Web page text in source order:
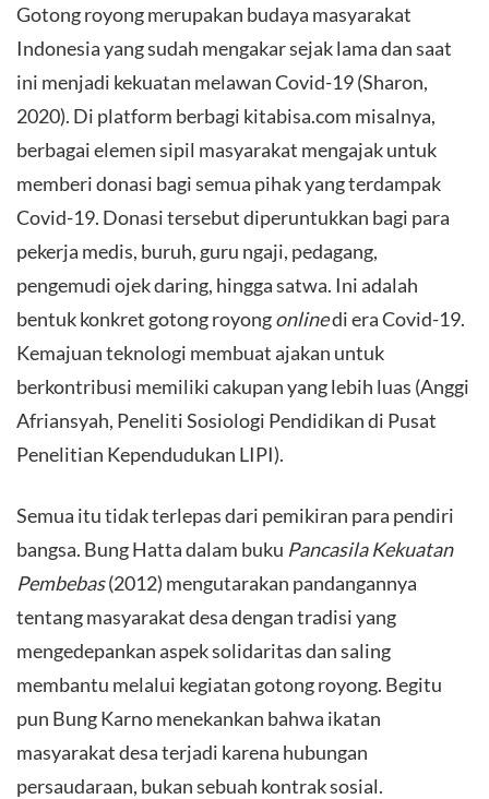
Gotong royong merupakan budaya masyarakat
Indonesia yang sudah mengakar sejak lama dan saat
ini menjadi kekuatan melawan Covid-19 (Sharon,
2020). Di platform berbagi kitabisa.com misalnya,
berbagai elemen sipil masyarakat mengajak untuk
memberi donasi bagi semua pihak yang terdampak
Covid-19. Donasi tersebut diperuntukkan bagi para
pekerja medis, buruh, guru ngaji, pedagang,
pengemudi ojek daring, hingga satwa. Ini adalah
bentuk konkret gotong royongonlinedi era Covid-19.
Kemajuan teknologi membuat ajakan untuk
berkontribusi memiliki cakupan yang lebih luas (Anggi
Afriansyah, Peneliti Sosiologi Pendidikan di Pusat
Penelitian Kependudukan LIPI).
​Semua itu tidak terlepas dari pemikiran para pendiri
bangsa. Bung Hatta dalam buku Pancasila Kekuatan
Pembebas(2012) mengutarakan pandangannya
tentang masyarakat desa dengan tradisi yang
mengedepankan aspek solidaritas dan saling
membantu melalui kegiatan gotong royong. Begitu
pun Bung Karno menekankan bahwa ikatan
masyarakat desa terjadi karena hubungan
persaudaraan, bukan sebuah kontrak sosial.